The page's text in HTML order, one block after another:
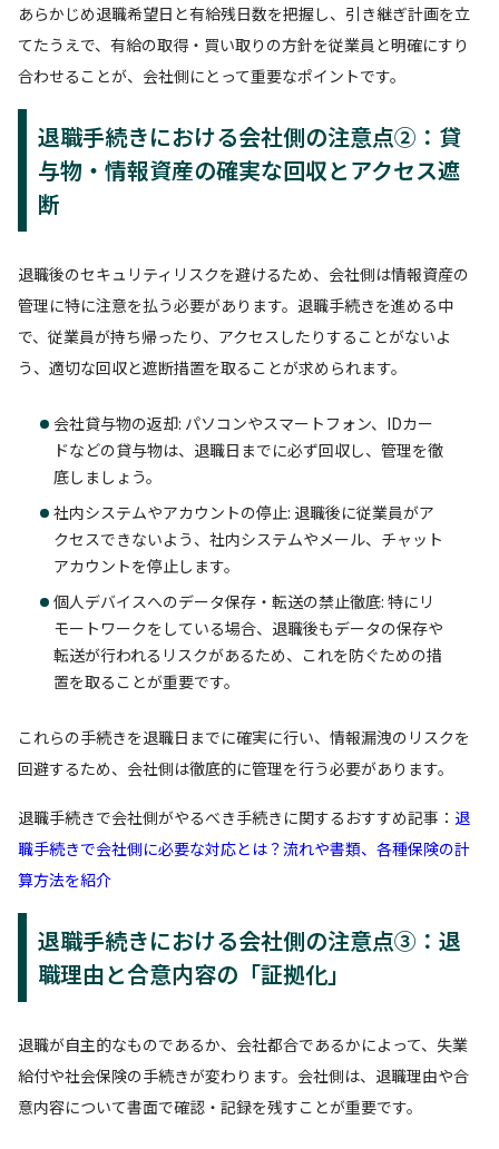
あらかじめ退職希望日と有給残日数を把握し、引き継ぎ計画を立
てたうえで、有給の取得・買い取りの方針を従業員と明確にすり
合わせることが、会社側にとって重要なポイントです。
退職手続きにおける会社側の注意点②：貸
与物・情報資産の確実な回収とアクセス遮
断
退職後のセキュリティリスクを避けるため、会社側は情報資産の
管理に特に注意を払う必要があります。退職手続きを進める中
で、従業員が持ち帰ったり、アクセスしたりすることがないよ
う、適切な回収と遮断措置を取ることが求められます。
会社貸与物の返却: パソコンやスマートフォン、IDカー
ドなどの貸与物は、退職日までに必ず回収し、管理を徹
底しましょう。
社内システムやアカウントの停止: 退職後に従業員がア
クセスできないよう、社内システムやメール、チャット
アカウントを停止します。
個人デバイスへのデータ保存・転送の禁止徹底: 特にリ
モートワークをしている場合、退職後もデータの保存や
転送が行われるリスクがあるため、これを防ぐための措
置を取ることが重要です。
これらの手続きを退職日までに確実に行い、情報漏洩のリスクを
回避するため、会社側は徹底的に管理を行う必要があります。
退職手続きで会社側がやるべき手続きに関するおすすめ記事： 退
職手続きで会社側に必要な対応とは？流れや書類、各種保険の計
算方法を紹介
退職手続きにおける会社側の注意点③：退
職理由と合意内容の「証拠化」
退職が自主的なものであるか、会社都合であるかによって、失業
給付や社会保険の手続きが変わります。会社側は、退職理由や合
意内容について書面で確認・記録を残すことが重要です。